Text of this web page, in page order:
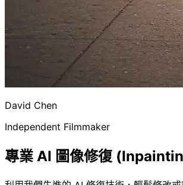
David Chen
Independent Filmmaker
專業 AI 圖像修復